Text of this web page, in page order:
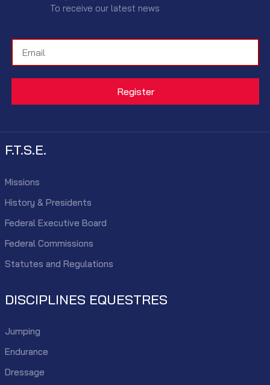
To receive our latest news
F.T.S.E.
Missions
History & Presidents
Federal Executive Board
Federal Commissions
Statutes and Regulations
DISCIPLINES EQUESTRES
Jumping
Endurance
Dressage